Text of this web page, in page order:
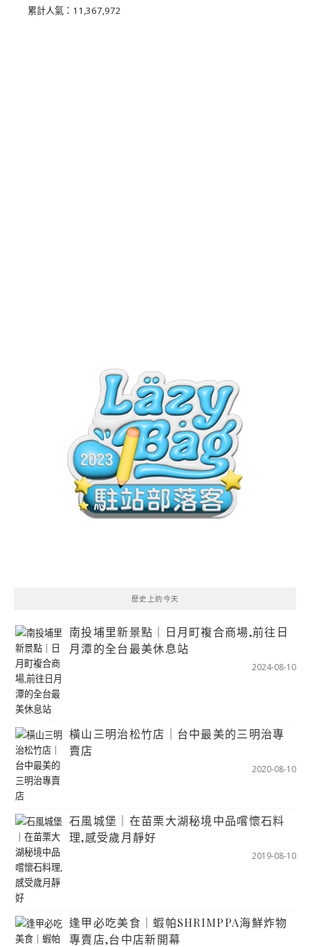
累計人氣： 11,367,972
歷史上的今天
南投埔里新景點｜日月町複合商場,前往日
月潭的全台最美休息站
2024-08-10
橫山三明治松竹店｜台中最美的三明治專
賣店
2020-08-10
石風城堡｜在苗栗大湖秘境中品嚐懷石料
理,感受歲月靜好
2019-08-10
逢甲必吃美食｜蝦帕SHRIMPPA海鮮炸物
專賣店,台中店新開幕